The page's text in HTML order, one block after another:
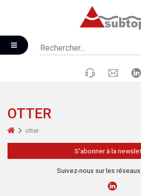
OTTER
otter
S'abonner à la
Suivez-nous sur les